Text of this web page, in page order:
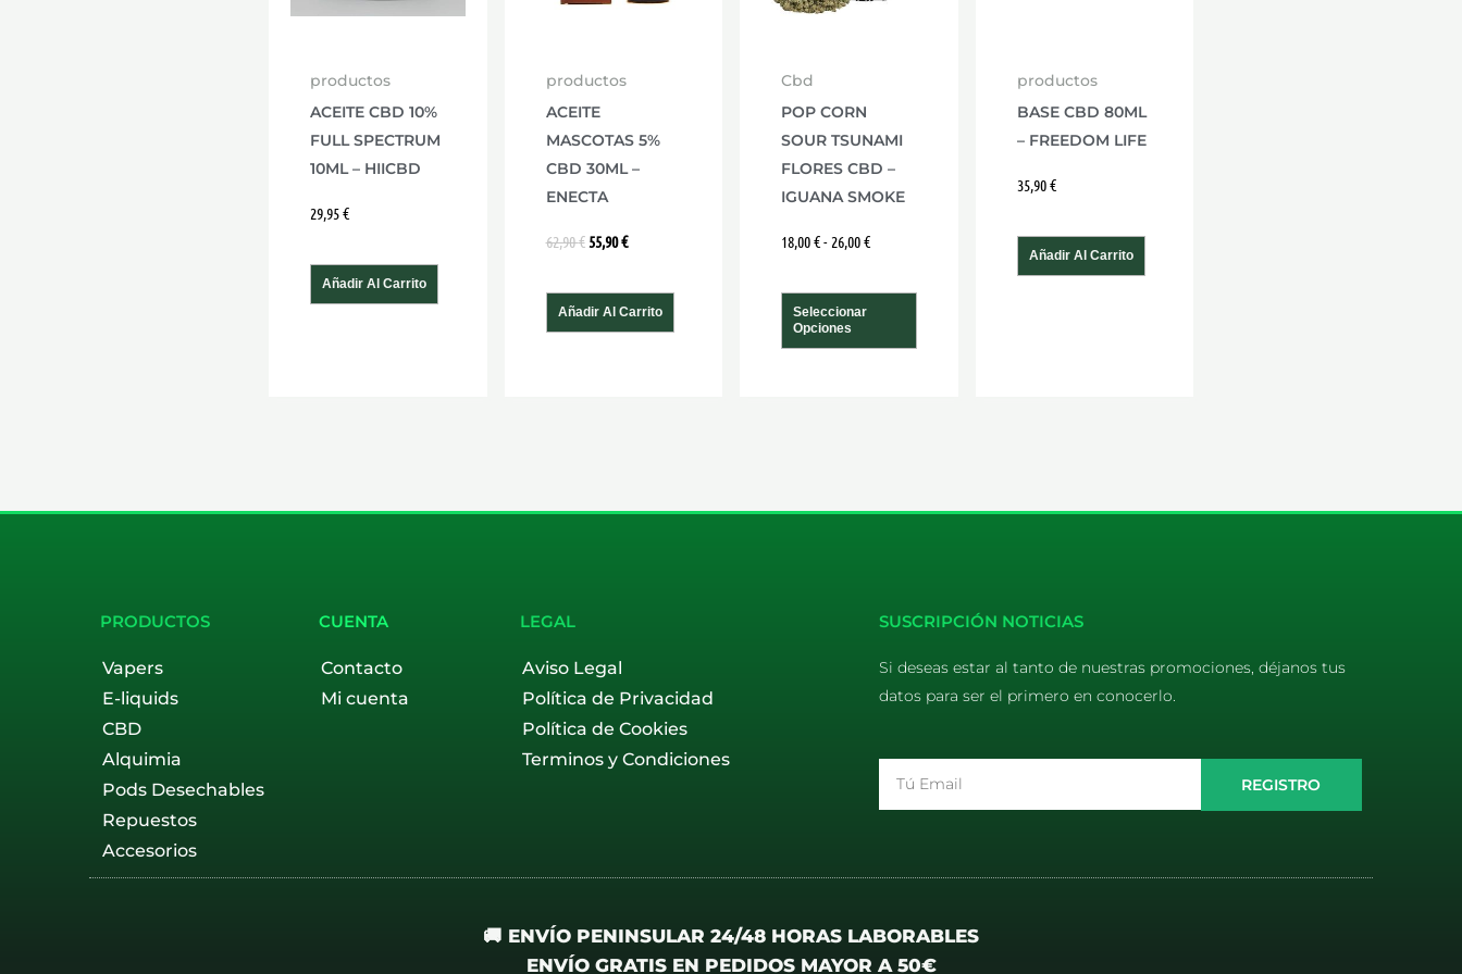
productos
ACEITE CBD 10%
FULL SPECTRUM
10ML – HIICBD
29,95€
Añadir Al Carrito
productos
ACEITE
MASCOTAS 5%
CBD 30ML –
ENECTA
62,90€ 55,90€
Añadir Al Carrito
Cbd
POP CORN
SOUR TSUNAMI
FLORES CBD –
IGUANA SMOKE
18,00€- 26,00€
Seleccionar
Opciones
productos
BASE CBD 80ML
– FREEDOM LIFE
35,90€
Añadir Al Carrito
PRODUCTOS
Vapers
E-liquids
CBD
Alquimia
Pods Desechables
Repuestos
Accesorios
CUENTA
Contacto
Mi cuenta
LEGAL
Aviso Legal
Política de Privacidad
Política de Cookies
Terminos y Condiciones
SUSCRIPCIÓN NOTICIAS
Si deseas estar al tanto de nuestras promociones, déjanos tus
datos para ser el primero en conocerlo.
REGISTRO
🚚 ENVÍO PENINSULAR 24/48 HORAS LABORABLES
ENVÍO GRATIS EN PEDIDOS MAYOR A 50€